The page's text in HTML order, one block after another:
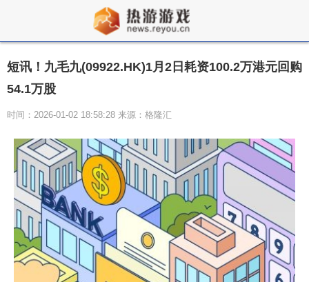
短讯！九毛九(09922.HK)1月2日耗资100.2万港元回购
54.1万股
时间：2026-01-02 18:58:28 来源：格隆汇